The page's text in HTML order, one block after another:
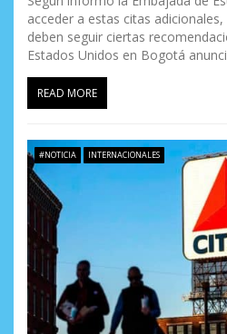
acceder a estas citas
deben seguir ciertas
Estados Unidos en Bogotá
READ MORE
#NOTICIA INTERNACIONALES